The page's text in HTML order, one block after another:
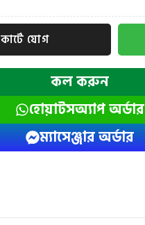
কার্টে যোগ
কল করুন
হোয়াটসঅ্যাপ অর্ডার
ম্যাসেঞ্জার অর্ডার